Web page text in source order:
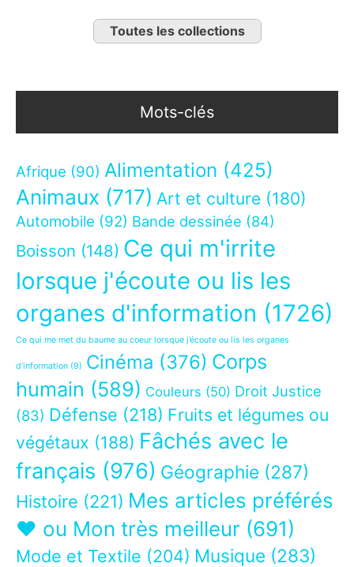
Toutes les collections
Mots-clés
Afrique (90) Alimentation (425)
Animaux (717) Art et culture (180)
Automobile (92) Bande dessinée (84)
Boisson (148) Ce qui m'irrite
lorsque j'écoute ou lis les
organes d'information (1726)
Ce qui me met du baume au coeur lorsque j’écoute ou lis les organes
d’information (9) Cinéma (376) Corps
humain (589) Couleurs (50) Droit Justice
(83) Défense (218) Fruits et légumes ou
végétaux (188) Fâchés avec le
français (976) Géographie (287)
Histoire (221) Mes articles préférés
❤ ou Mon très meilleur (691)
Mode et Textile (204) Musique (283)